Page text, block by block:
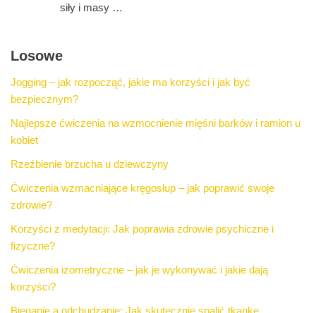
siły i masy …
Losowe
Jogging – jak rozpocząć, jakie ma korzyści i jak być
bezpiecznym?
Najlepsze ćwiczenia na wzmocnienie mięśni barków i ramion u
kobiet
Rzeźbienie brzucha u dziewczyny
Ćwiczenia wzmacniające kręgosłup – jak poprawić swoje
zdrowie?
Korzyści z medytacji: Jak poprawia zdrowie psychiczne i
fizyczne?
Ćwiczenia izometryczne – jak je wykonywać i jakie dają
korzyści?
Bieganie a odchudzanie: Jak skutecznie spalić tkankę